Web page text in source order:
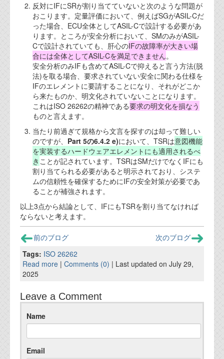
ブログテーマ
技術文書
ご希望の方は、お問い合わせページから
資料閲覧パスワードをお問い合わせ頂き
ログインをお願い致します。アカウント
名は"opendocument"です。
機能安全用語集
設計用語集
オンラインショップ
お問い合わせ
FAQ
お問い合わせフォーム
反対にIFにSRが割り当てていないと次のような問題が
おこります。定量評価において、例えばSGがASIL-Cだ
った場合、ECU全体としてASIL-Cで設計する必要があ
ります。ところが安全分析において、SMのみがASIL-
Cで設計されていても、肝心のIFの故障率が大きい場
合には全体としてASIL-Cを満足できません。
安全分析のみIFも含めてASIL-Cで抑えると言う方法(脱
法)を取る場合、要求されていない安全に関わる仕様を
IFのエレメントに要請することになり、それがどこか
ら来たものか、明文化されていないことになります。
これはISO 26262の精神である要求の明文化を損なう
ものと言えます。
当たり前過ぎて規格から文言を探すのは却って難しい
のですが、 Part 5の6.4.2 e)において、TSRは意図機能
を実装するハードウェアエレメントにも適用されるべ
き ことが記されています。TSRはSMだけでなくIFにも
割り当てられる必要があると明示されており、システ
ムの信頼性を確保するためにIFの安全対策が必要であ
ることが補強されます。
以上3点から結論として、IFにもTSRを割り当てなければ
ならないと考えます。
前のブログ
次のブログ
Tags: ISO 26262
Read more | Comments (0) | Last updated on July 29,
2025
Leave a Comment
Name
Email